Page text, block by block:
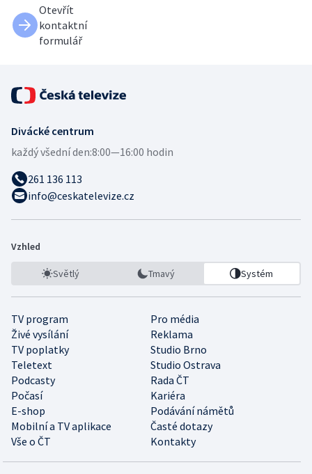
Otevřít
kontaktní
formulář
Divácké centrum
každý všední den:8:00—16:00 hodin
261 136 113
info@ceskatelevize.cz
Vzhled
Světlý Tmavý Systém
TV program
Pro média
Živé vysílání
Reklama
TV poplatky
Studio Brno
Teletext
Studio Ostrava
Podcasty
Rada ČT
Počasí
Kariéra
E-shop
Podávání námětů
Mobilní a TV aplikace
Časté dotazy
Vše o ČT
Kontakty